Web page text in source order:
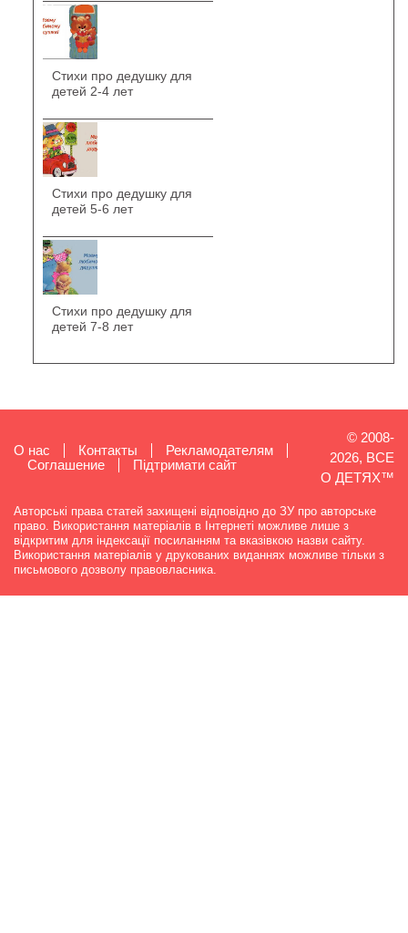
Стихи про дедушку для
детей 2-4 лет
Стихи про дедушку для
детей 5-6 лет
Стихи про дедушку для
детей 7-8 лет
О нас Контакты
Рекламодателям
Cоглашение
Підтримати сайт
© 2008-
2026, ВСЕ
О ДЕТЯХ™
Авторські права статей захищені відповідно до ЗУ про авторське
право. Використання матеріалів в Інтернеті можливе лише з
відкритим для індексації посиланням та вказівкою назви сайту.
Використання матеріалів у друкованих виданнях можливе тільки з
письмового дозволу правовласника.